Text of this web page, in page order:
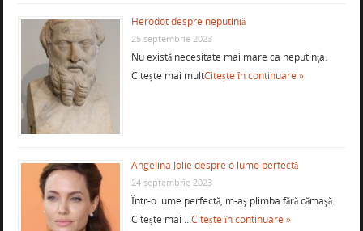
Herodot despre neputinţă
25 septembrie 2023
Nu există necesitate mai mare ca neputinţa.
Citește mai multCitește în continuare »
Angelina Jolie despre o lume perfectă
24 septembrie 2023
Într-o lume perfectă, m-aş plimba fără cămaşă.
Citește mai …Citește în continuare »